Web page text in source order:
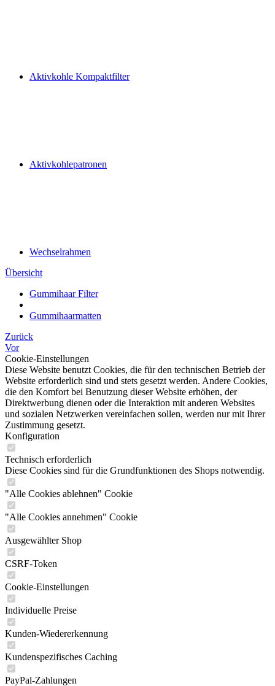
Aktivkohle Kompaktfilter
Aktivkohlepatronen
Wechselrahmen
Übersicht
Gummihaar Filter
Gummihaarmatten
Zurück
Vor
Cookie-Einstellungen
Diese Website benutzt Cookies, die für den technischen Betrieb der
Website erforderlich sind und stets gesetzt werden. Andere Cookies,
die den Komfort bei Benutzung dieser Website erhöhen, der
Direktwerbung dienen oder die Interaktion mit anderen Websites
und sozialen Netzwerken vereinfachen sollen, werden nur mit Ihrer
Zustimmung gesetzt.
Konfiguration
Technisch erforderlich
Diese Cookies sind für die Grundfunktionen des Shops notwendig.
"Alle Cookies ablehnen" Cookie
"Alle Cookies annehmen" Cookie
Ausgewählter Shop
CSRF-Token
Cookie-Einstellungen
Individuelle Preise
Kunden-Wiedererkennung
Kundenspezifisches Caching
PayPal-Zahlungen